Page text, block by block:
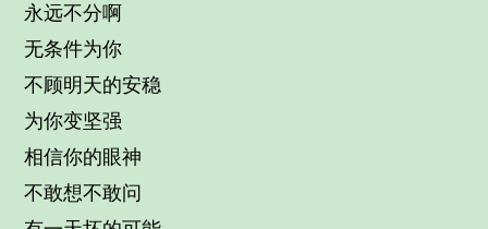
永远不分啊
无条件为你
不顾明天的安稳
为你变坚强
相信你的眼神
不敢想不敢问